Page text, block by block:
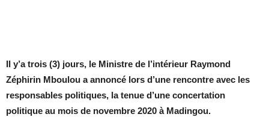
Il y’a trois (3) jours, le Ministre de l’intérieur Raymond
Zéphirin Mboulou a annoncé lors d’une rencontre avec les
responsables politiques, la tenue d’une concertation
politique au mois de novembre 2020 à Madingou.